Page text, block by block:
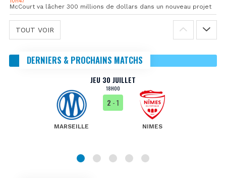
McCourt va lâcher 300 millions de dollars dans un nouveau projet
TOUT VOIR
DERNIERS & PROCHAINS MATCHS
JEU 30 JUILLET
18H00
MARSEILLE
2 - 1
NIMES